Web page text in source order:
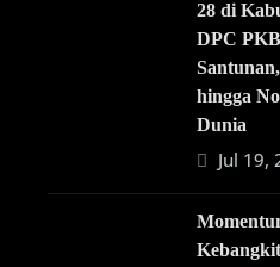
28 di
DPC
hingga
Dunia
Jul 19,